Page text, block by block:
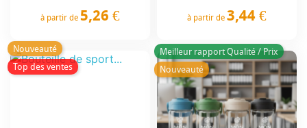
à partir de 5,26 € à partir de 3,44 €
Nouveauté
Top des ventes
Meilleur rapport Qualité / Prix
Nouveauté